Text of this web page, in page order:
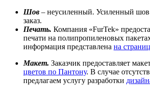
Шов – неусиленный. Усиленный шов
заказ.
Печать. Компания «FurTek»
печати на полипропиленовых
информация представлена на
Макет. Заказчик предоставляет
цветов по Пантону. В случае
предлагаем услугу разработки